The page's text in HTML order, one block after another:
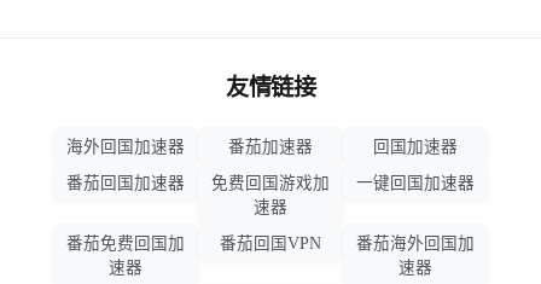
友情链接
海外回国加速器 番茄加速器
回国加速器
番茄回国加速器
免费回国游戏加
速器
一键回国加速器
番茄免费回国加
速器
番茄回国VPN
番茄海外回国加
速器